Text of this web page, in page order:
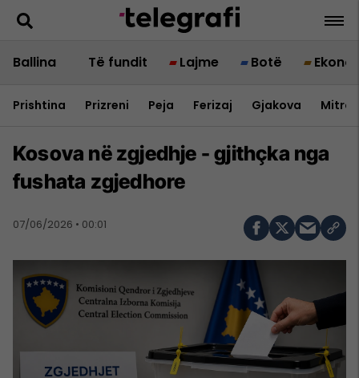
Ballina Të fundit Lajme Botë
Prishtina Prizreni Peja Ferizaj Gjakova
Kosova në zgjedhje - gjithçka nga
fushata zgjedhore
07/06/2026 • 00:01